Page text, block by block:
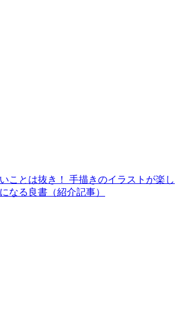
ことは抜き！ 手描きのイラストが楽し
なる良書（紹介記事）